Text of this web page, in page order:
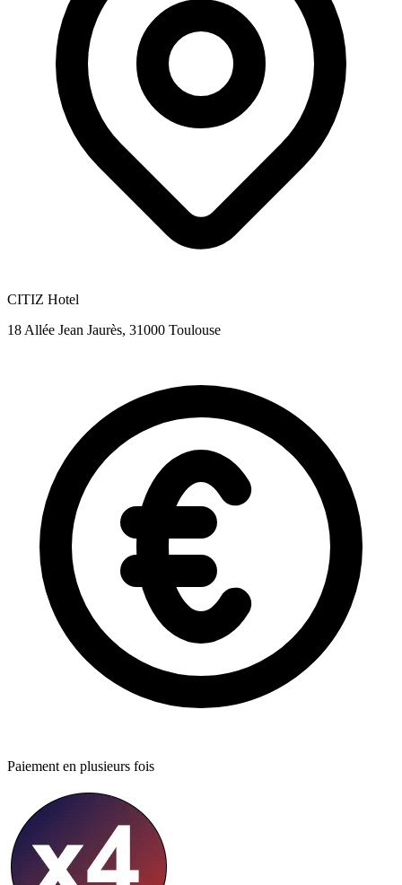
CITIZ Hotel
18 Allée Jean Jaurès, 31000 Toulouse
Paiement en plusieurs fois